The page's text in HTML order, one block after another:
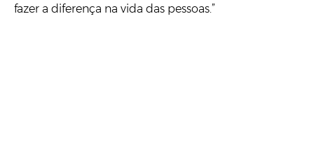
fazer a diferença na vida das pessoas.”